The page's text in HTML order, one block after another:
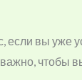
если вы уже
чтобы